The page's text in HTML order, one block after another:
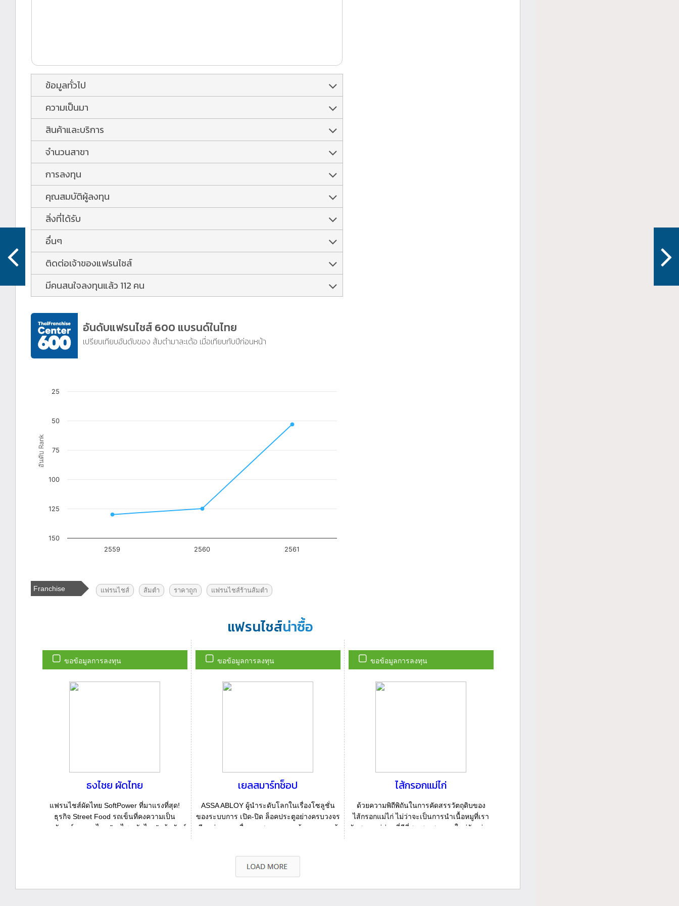
ข้อมูลทั่วไป
ความเป็นมา
สินค้าและบริการ
จำนวนสาขา
การลงทุน
คุณสมบัติผู้ลงทุน
สิ่งที่ได้รับ
อื่นๆ
ติดต่อเจ้าของแฟรนไชส์
มีคนสนใจลงทุนแล้ว 112 คน
อันดับแฟรนไชส์ 600 แบรนด์ในไทย
เปรียบเทียบอันดับของ ส้มตำมาละเด้อ เมื่อเทียบกับปีก่อนหน้า
Franchise
แฟรนไชส์ ส้มตำ ราคาถูก แฟรนไชส์ร้านส้มตำ
แฟรนไชส์น่าซื้อ
ขอข้อมูลการลงทุน
ธงไชย ผัดไทย
แฟรนไชส์ผัดไทย SoftPower ที่มาแรงที่สุด!
ธุรกิจ Street Food รถเข็นที่คงความเป็น
เอกลักษณ์ของคนไทย "ธงไชย ผัดไทย" เส้นจันท์
ขอข้อมูลการลงทุน
เยลสมาร์ทช็อป
ASSA ABLOY ผู้นำระดับโลกในเรื่องโซลูชั่น
ของระบบการ เปิด-ปิด ล็อคประตูอย่างครบวงจร
มีจุดมุ่งหมายเพื่อตอบสนองความ ต้องการของผู้
ขอข้อมูลการลงทุน
ไส้กรอกแม่ไก่
ด้วยความพิถีพิถันในการคัดสรรวัตถุดิบของ
ไส้กรอกแม่ไก่ ไม่ว่าจะเป็นการนำเนื้อหมูที่เรา
คัดสรร แต่ส่วนที่ดีที่สุด สด สะอาด ใหม่วัน ต่อ...